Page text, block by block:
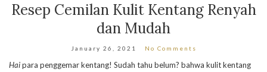
Resep Cemilan Kulit Kentang Renyah
dan Mudah
January 26, 2021 No Comments
Haipara penggemar kentang! Sudah tahu belum? bahwa kulit kentang